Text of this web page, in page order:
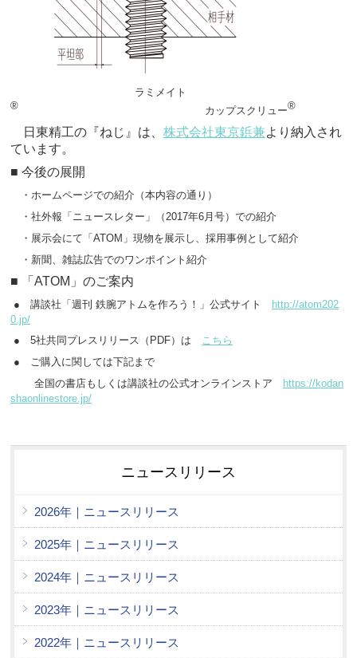
ラミメイト
® カップスクリュー®
日東精工の『ねじ』は、 株式会社東京鋲兼より納入され
ています。
■ 今後の展開
・ホームページでの紹介（本内容の通り）
・社外報「ニュースレター」（2017年6月号）での紹介
・展示会にて「ATOM」現物を展示し、採用事例として紹介
・新聞、雑誌広告でのワンポイント紹介
■ 「ATOM」のご案内
● 講談社「週刊 鉄腕アトムを作ろう！」公式サイト
http://atom202
0.jp/
● 5社共同プレスリリース（PDF）は こちら
● ご購入に関しては下記まで
全国の書店もしくは講談社の公式オンラインストア
https://kodan
shaonlinestore.jp/
ニュースリリース
2026年｜ニュースリリース
2025年｜ニュースリリース
2024年｜ニュースリリース
2023年｜ニュースリリース
2022年｜ニュースリリース